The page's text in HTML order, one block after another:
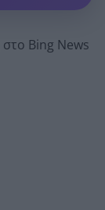
στο Bing News